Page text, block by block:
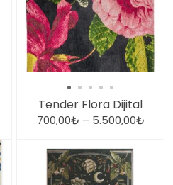
Tender Flora Dijital
700,00₺ – 5.500,00₺